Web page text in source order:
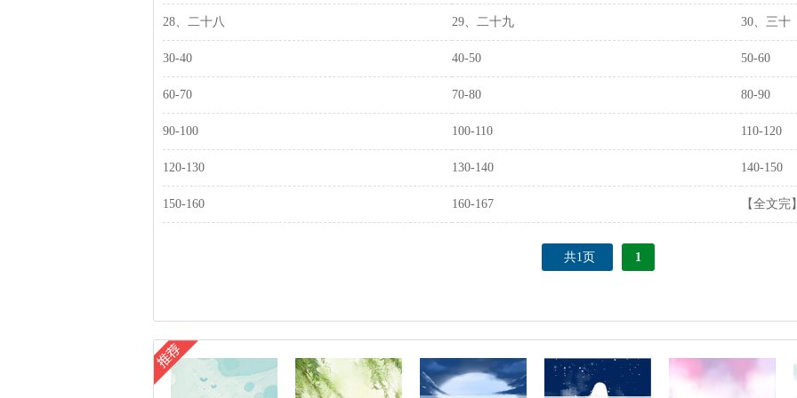
28、二十八 29、二十九 30、三十
30-40 40-50 50-60
60-70 70-80 80-90
90-100 100-110 110-120
120-130 130-140 140-150
150-160 160-167 【全文完
共1页 1